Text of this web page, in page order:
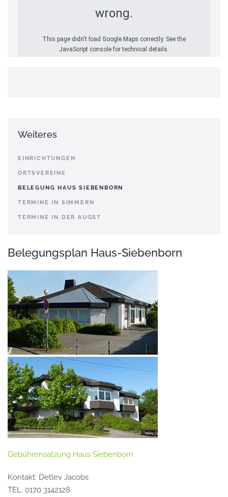
wrong.
This page didn't load Google Maps correctly. See the
JavaScript console for technical details.
Weiteres
EINRICHTUNGEN
ORTSVEREINE
BELEGUNG HAUS SIEBENBORN
TERMINE IN SIMMERN
TERMINE IN DER AUGST
Belegungsplan Haus-Siebenborn
Gebührensatzung Haus Siebenborn
Kontakt: Detlev Jacobs
TEL. 0170 3142128